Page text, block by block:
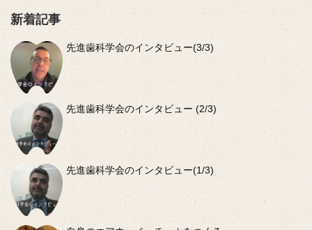
新着記事
先進歯科学会のインタビュー(3/3)
先進歯科学会のインタビュー (2/3)
先進歯科学会のインタビュー(1/3)